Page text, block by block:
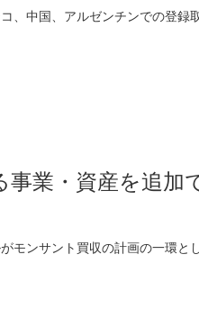
中国、アルゼンチンでの登録
業・資産を追加
モンサント買収の計画の一環と